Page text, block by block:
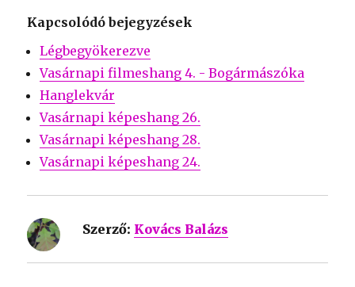
Kapcsolódó bejegyzések
Légbegyökerezve
Vasárnapi filmeshang 4. - Bogármászóka
Hanglekvár
Vasárnapi képeshang 26.
Vasárnapi képeshang 28.
Vasárnapi képeshang 24.
Szerző: Kovács Balázs